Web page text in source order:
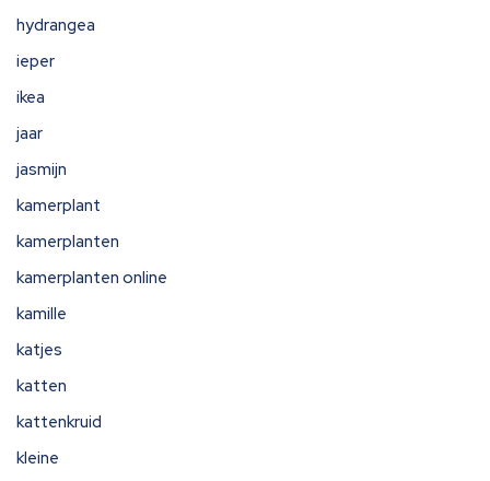
hydrangea
ieper
ikea
jaar
jasmijn
kamerplant
kamerplanten
kamerplanten online
kamille
katjes
katten
kattenkruid
kleine